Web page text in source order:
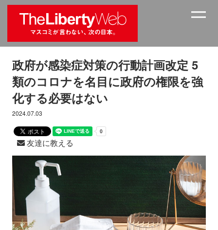
政府が感染症対策の行動計画改定 5
類のコロナを名目に政府の権限を強
化する必要はない
2024.07.03
友達に教える